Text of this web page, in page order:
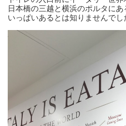
日本橋の三越と横浜のポルタに
いっぱいあるとは知りませんでし